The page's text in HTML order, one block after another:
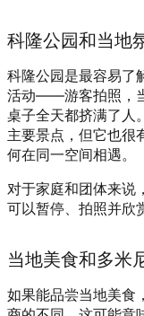
科隆公园和当地
科隆公园是最容易了
活动——游客拍照，
桌子全天都挤满了人
主要景点，但它也很
何在同一空间相遇。
对于家庭和团体来说
可以暂停、拍照并欣
当地美食和多米
如果能品尝当地美食